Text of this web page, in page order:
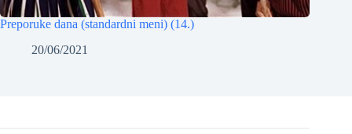
Preporuke dana (standardni meni) (14.)
20/06/2021